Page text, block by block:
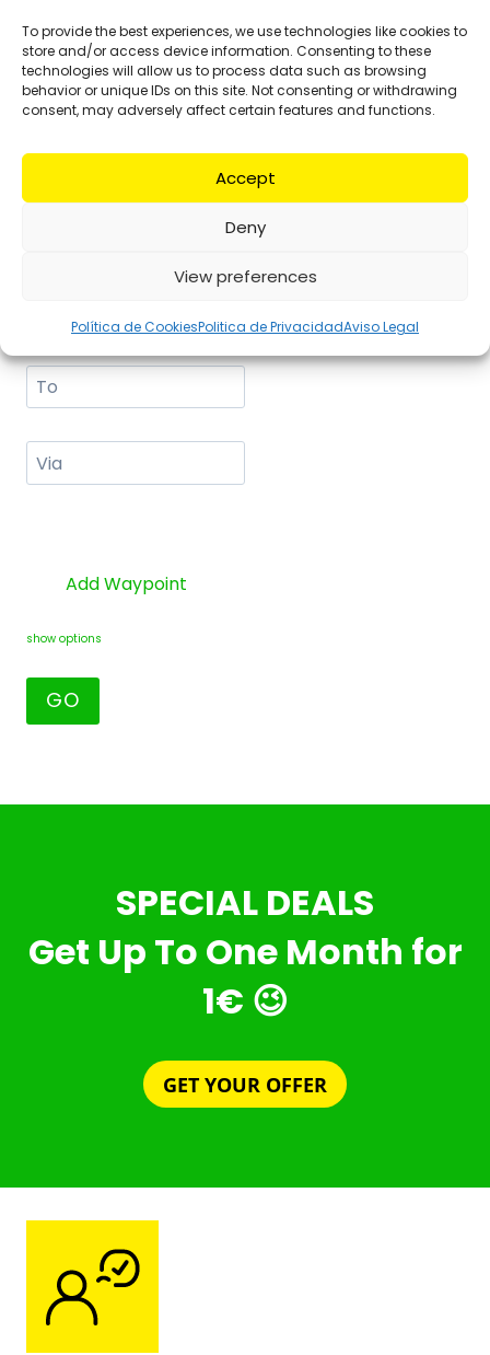
To provide the best experiences, we use technologies like cookies to
store and/or access device information. Consenting to these
technologies will allow us to process data such as browsing
behavior or unique IDs on this site. Not consenting or withdrawing
consent, may adversely affect certain features and functions.
Accept
Deny
View preferences
Política de CookiesPolitica de PrivacidadAviso Legal
Add Waypoint
show options
SPECIAL DEALS
Get Up To One Month for
1€ 😉
GET YOUR OFFER